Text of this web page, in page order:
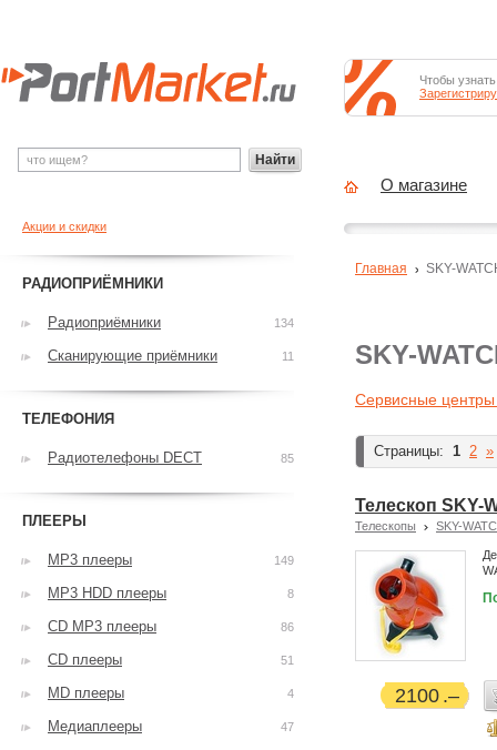
SKY-
Сервисные центры
Страницы: 1 2 »
Телескоп SKY-
Телескопы SKY-
2100
Главная SKY-
Акции и скидки
РАДИОПРИЁМНИКИ
Радиоприёмники 134
Сканирующие приёмники 11
ТЕЛЕФОНИЯ
Радиотелефоны DECT 85
ПЛЕЕРЫ
MP3 плееры 149
MP3 HDD плееры 8
CD MP3 плееры 86
CD плееры 51
MD плееры 4
Медиаплееры 47
Найти
Чтобы
О магазине